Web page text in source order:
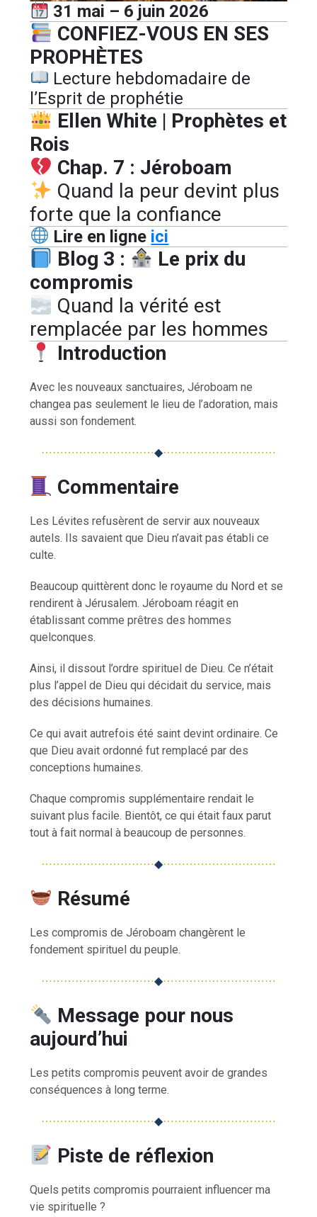
31 mai – 6 juin 2026
CONFIEZ-VOUS EN SES
PROPHÈTES
Lecture hebdomadaire de
l’Esprit de prophétie
Ellen White | Prophètes et
Rois
Chap. 7 : Jéroboam
Quand la peur devint plus
forte que la confiance
Lire en ligne ici
Blog 3 :
Le prix du
compromis
Quand la vérité est
remplacée par les hommes
Introduction
Avec les nouveaux sanctuaires, Jéroboam ne
changea pas seulement le lieu de l’adoration, mais
aussi son fondement.
⋯⋯⋯⋯⋯⋯⋯⋯⋯⋯◆⋯⋯⋯⋯⋯⋯⋯⋯⋯⋯
Commentaire
Les Lévites refusèrent de servir aux nouveaux
autels. Ils savaient que Dieu n’avait pas établi ce
culte.
Beaucoup quittèrent donc le royaume du Nord et se
rendirent à Jérusalem. Jéroboam réagit en
établissant comme prêtres des hommes
quelconques.
Ainsi, il dissout l’ordre spirituel de Dieu. Ce n’était
plus l’appel de Dieu qui décidait du service, mais
des décisions humaines.
Ce qui avait autrefois été saint devint ordinaire. Ce
que Dieu avait ordonné fut remplacé par des
conceptions humaines.
Chaque compromis supplémentaire rendait le
suivant plus facile. Bientôt, ce qui était faux parut
tout à fait normal à beaucoup de personnes.
⋯⋯⋯⋯⋯⋯⋯⋯⋯⋯◆⋯⋯⋯⋯⋯⋯⋯⋯⋯⋯
Résumé
Les compromis de Jéroboam changèrent le
fondement spirituel du peuple.
⋯⋯⋯⋯⋯⋯⋯⋯⋯⋯◆⋯⋯⋯⋯⋯⋯⋯⋯⋯⋯
Message pour nous
aujourd’hui
Les petits compromis peuvent avoir de grandes
conséquences à long terme.
⋯⋯⋯⋯⋯⋯⋯⋯⋯⋯◆⋯⋯⋯⋯⋯⋯⋯⋯⋯⋯
Piste de réflexion
Quels petits compromis pourraient influencer ma
vie spirituelle ?